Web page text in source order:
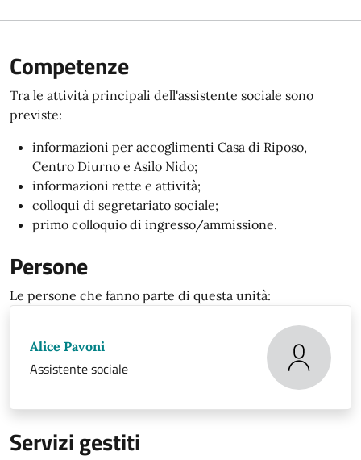
Competenze
Tra le attività principali dell'assistente sociale sono
previste:
informazioni per accoglimenti Casa di Riposo,
Centro Diurno e Asilo Nido;
informazioni rette e attività;
colloqui di segretariato sociale;
primo colloquio di ingresso/ammissione.
Persone
Le persone che fanno parte di questa unità:
Alice Pavoni
Assistente sociale
Servizi gestiti